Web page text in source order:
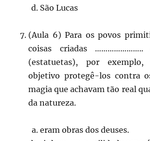
São Lucas
(Aula 6) Para os povos
coisas criadas …………………..
(estatuetas), por
objetivo protegê-los contra
magia que achavam tão real
da natureza.
eram obras dos deuses.